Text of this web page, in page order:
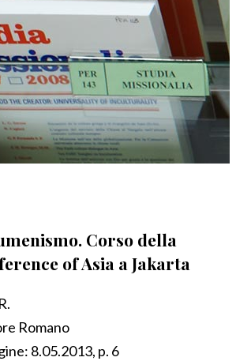
Corso della
of Asia a Jakarta
Romano
8.05.2013, p. 6